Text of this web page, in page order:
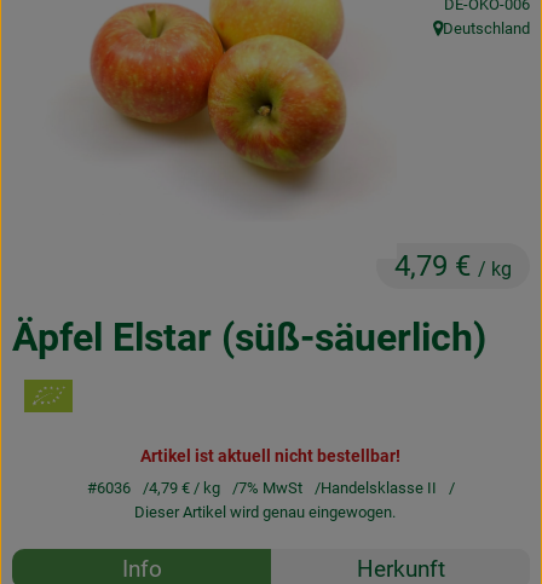
Obst & Gemüse
Frisches
Naturkost
Lieferservice
Über uns
Geschäftskunden
Äpfel Elstar (süß-säuerlich)
4,79 € / kg
DE-ÖKO-006
, Herkunft:
Deutschland
Artikel ist aktuell nicht bestellbar!
#6036 4,79 € / kg 7% MwSt
Handelsklasse II
Dieser Artikel wird genau eingewogen.
Rezepte
Info Herkunft